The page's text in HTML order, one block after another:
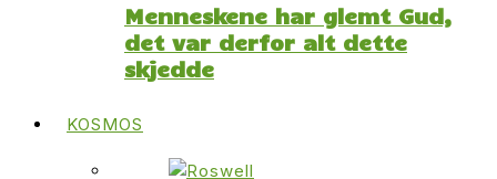
Menneskene har glemt Gud,
det var derfor alt dette
skjedde
KOSMOS